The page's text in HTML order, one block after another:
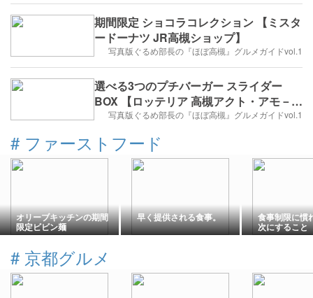
期間限定 ショコラコレクション 【ミスタ
ードーナツ JR高槻ショップ】
写真版ぐるめ部長の『ほぼ高槻』グルメガイドvol.1
選べる3つのプチバーガー スライダー
BOX 【ロッテリア 高槻アクト・アモ－レ
店】写真版ぐるめ部長の『ほぼ高槻』グルメガイドvol.1
# ファーストフード
オリーブキッチンの期間
限定ビビン麺
早く提供される食事。 食事制限に慣
次にすること
# 京都グルメ